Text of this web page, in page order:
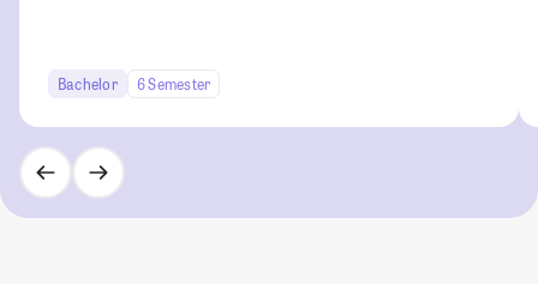
Bachelor 6 Semester